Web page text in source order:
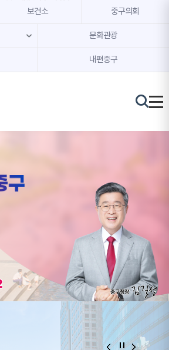
본문 내용 바로가기
주메뉴 바로가기
보건소 중구의회
문화관광
내편중구